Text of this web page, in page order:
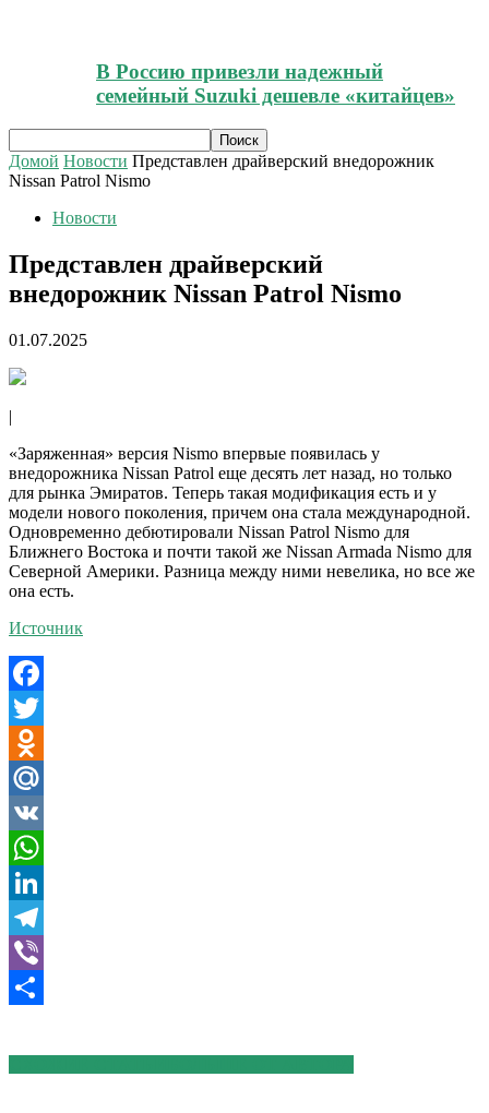
В Россию привезли надежный
семейный Suzuki дешевле «китайцев»
Домой Новости Представлен драйверский внедорожник
Nissan Patrol Nismo
Новости
Представлен драйверский
внедорожник Nissan Patrol Nismo
01.07.2025
|
«Заряженная» версия Nismo впервые появилась у
внедорожника Nissan Patrol еще десять лет назад, но только
для рынка Эмиратов. Теперь такая модификация есть и у
модели нового поколения, причем она стала международной.
Одновременно дебютировали Nissan Patrol Nismo для
Ближнего Востока и почти такой же Nissan Armada Nismo для
Северной Америки. Разница между ними невелика, но все же
она есть.
Источник
Facebook
Twitter
Odnoklassniki
Mail.Ru
VK
WhatsApp
LinkedIn
Telegram
Viber